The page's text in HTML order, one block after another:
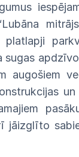
platlapji
sugas
augošiem
un
jāizglīto